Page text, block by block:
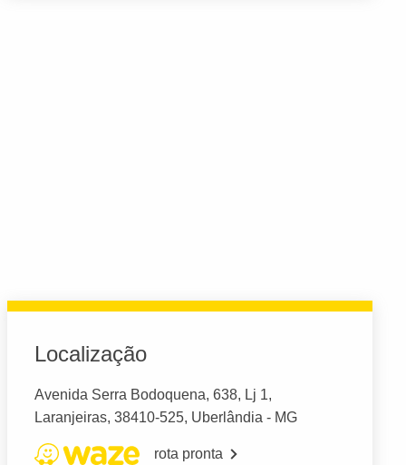
Localização
Avenida Serra Bodoquena, 638, Lj 1,
Laranjeiras, 38410-525, Uberlândia - MG
rota pronta